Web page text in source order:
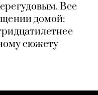
Все
домой:
сюжету